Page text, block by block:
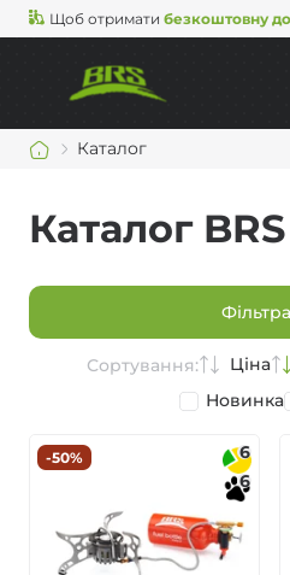
Щоб отримати безкоштовну
Каталог
Каталог BRS
Сортування: Ціна
Новинка
-50%
6
6